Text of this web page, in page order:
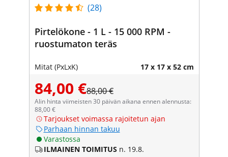
(28)
Pirtelökone - 1 L - 15 000 RPM -
ruostumaton teräs
Mitat (PxLxK) 17 x 17 x 52 cm
84,00 €88,00 €
Alin hinta viimeisten 30 päivän aikana ennen alennusta:
88,00 €
Tarjoukset voimassa rajoitetun ajan
Parhaan hinnan takuu
Varastossa
ILMAINEN TOIMITUS n. 19.8.